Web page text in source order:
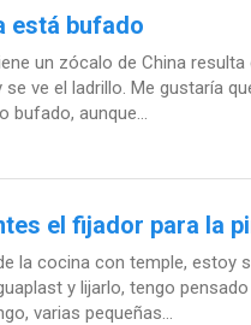
está bufado
un zócalo de China
ve el ladrillo. Me gustaría
bufado, aunque...
el fijador para la
la cocina con temple, estoy
y lijarlo, tengo
varias pequeñas...